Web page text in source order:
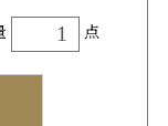
点